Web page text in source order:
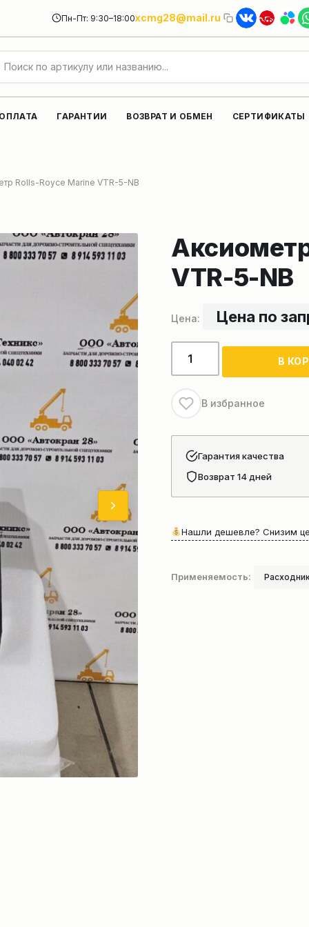
Пн-Пт: 9:30–18:00xcmg28@mail.ru
ГАРАНТИИ ВОЗВРАТ И ОБМЕН СЕРТИФИКАТЫ
Rolls-Royce Marine VTR-5-NB
VTR-5-NB
Цена по
Количество
товара
Rolls-
Royce
Marine
VTR-
В
В избранное
Гарантия качества
Возврат 14 дней
Нашли дешевле? Снизим
Применяемость: